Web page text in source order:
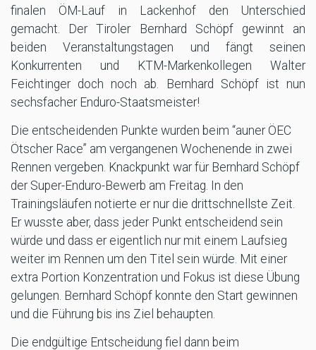
finalen ÖM-Lauf in Lackenhof den Unterschied
gemacht. Der Tiroler Bernhard Schöpf gewinnt an
beiden Veranstaltungstagen und fängt seinen
Konkurrenten und KTM-Markenkollegen Walter
Feichtinger doch noch ab. Bernhard Schöpf ist nun
sechsfacher Enduro-Staatsmeister!
Die entscheidenden Punkte wurden beim “auner ÖEC
Ötscher Race” am vergangenen Wochenende in zwei
Rennen vergeben. Knackpunkt war für Bernhard Schöpf
der Super-Enduro-Bewerb am Freitag. In den
Trainingsläufen notierte er nur die drittschnellste Zeit.
Er wusste aber, dass jeder Punkt entscheidend sein
würde und dass er eigentlich nur mit einem Laufsieg
weiter im Rennen um den Titel sein würde. Mit einer
extra Portion Konzentration und Fokus ist diese Übung
gelungen. Bernhard Schöpf konnte den Start gewinnen
und die Führung bis ins Ziel behaupten.
Die endgültige Entscheidung fiel dann beim